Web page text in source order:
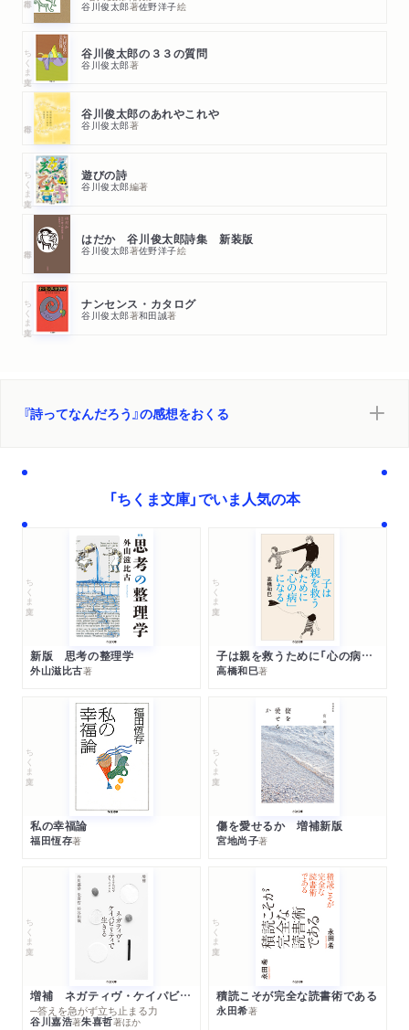
谷川俊太郎著佐野洋子絵
ちくま文庫 谷川俊太郎の３３の質問
谷川俊太郎著
谷川俊太郎のあれやこれや
谷川俊太郎著
ちくま文庫 遊びの詩
谷川俊太郎編著
はだか 谷川俊太郎詩集 新装版
谷川俊太郎著佐野洋子絵
ちくま文庫 ナンセンス・カタログ
谷川俊太郎著和田誠著
『詩ってなんだろう』の感想をおくる
「ちくま文庫」でいま人気の本
ちくま文庫
新版 思考の整理学
外山滋比古著
ちくま文庫
子は親を救うために「心の病」になる
高橋和巳著
ちくま文庫
私の幸福論
福田恆存著
ちくま文庫
傷を愛せるか 増補新版
宮地尚子著
ちくま文庫
増補 ネガティヴ・ケイパビリティで生きる
─答えを急がず立ち止まる力
谷川嘉浩著朱喜哲著ほか
ちくま文庫
積読こそが完全な読書術である
永田希著